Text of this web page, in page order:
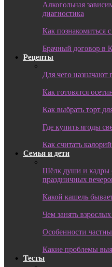
Алкогольная
диагностика
Как познакомиться
Брачный договор в
Рецепты
Для чего назначают
Как готовятся
Как выбрать торт
Где купить ягоды
Как считать
Семья и дети
Шёлк души и кадры
праздничных
Какой кашель
Чем занять
Особенности
Какие проблемы
Тесты